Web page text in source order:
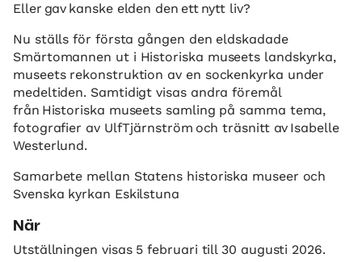
Eller gav kanske elden den ett nytt liv?
Nu ställs för första gången den eldskadade
Smärtomannen ut i Historiska museets landskyrka,
museets rekonstruktion av en sockenkyrka under
medeltiden. Samtidigt visas andra föremål
från Historiska museets samling på samma tema,
fotografier av Ulf Tjärnström och träsnitt av Isabelle
Westerlund.
Samarbete mellan Statens historiska museer och
Svenska kyrkan Eskilstuna
När
Utställningen visas 5 februari till 30 augusti 2026.